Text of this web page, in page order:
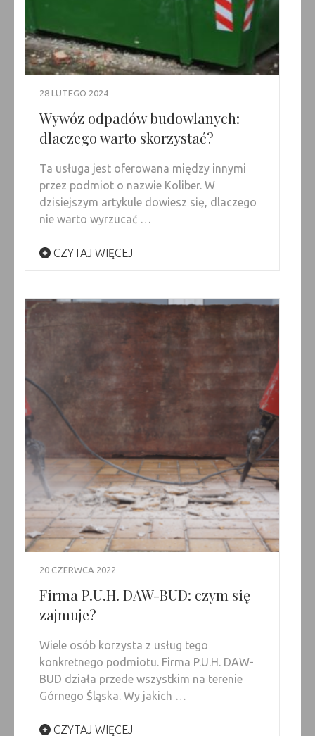
28 LUTEGO 2024
Wywóz odpadów budowlanych:
dlaczego warto skorzystać?
Ta usługa jest oferowana między innymi
przez podmiot o nazwie Koliber. W
dzisiejszym artykule dowiesz się, dlaczego
nie warto wyrzucać …
CZYTAJ WIĘCEJ
20 CZERWCA 2022
Firma P.U.H. DAW-BUD: czym się
zajmuje?
Wiele osób korzysta z usług tego
konkretnego podmiotu. Firma P.U.H. DAW-
BUD działa przede wszystkim na terenie
Górnego Śląska. Wy jakich …
CZYTAJ WIĘCEJ